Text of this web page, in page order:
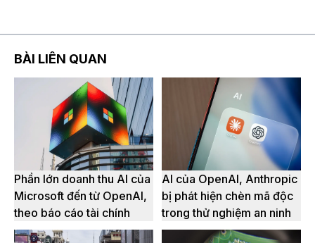
BÀI LIÊN QUAN
Phần lớn doanh thu AI của
Microsoft đến từ OpenAI,
theo báo cáo tài chính
AI của OpenAI, Anthropic
bị phát hiện chèn mã độc
trong thử nghiệm an ninh